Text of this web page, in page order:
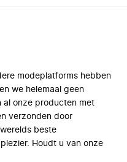
modeplatforms hebben
we helemaal geen
al onze producten met
verzonden door
beste
Houdt u van onze